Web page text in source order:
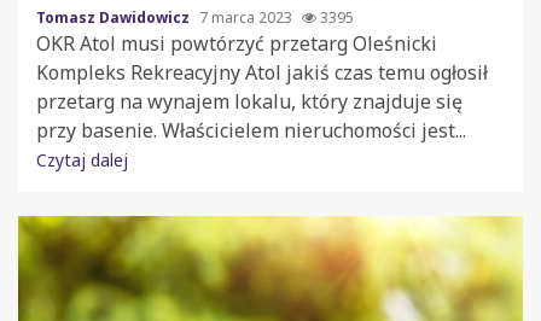
Tomasz Dawidowicz 7 marca 2023 3395
OKR Atol musi powtórzyć przetarg Oleśnicki
Kompleks Rekreacyjny Atol jakiś czas temu ogłosił
przetarg na wynajem lokalu, który znajduje się
przy basenie. Właścicielem nieruchomości jest...
Czytaj dalej